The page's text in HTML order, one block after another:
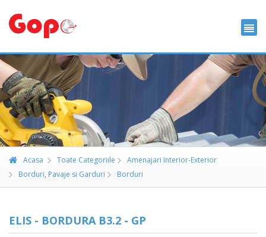
Acasa Toate Categoriile
Amenajari Interior-Exterior
Borduri, Pavaje si Garduri
Borduri
ELIS - BORDURA B3.2 - GP